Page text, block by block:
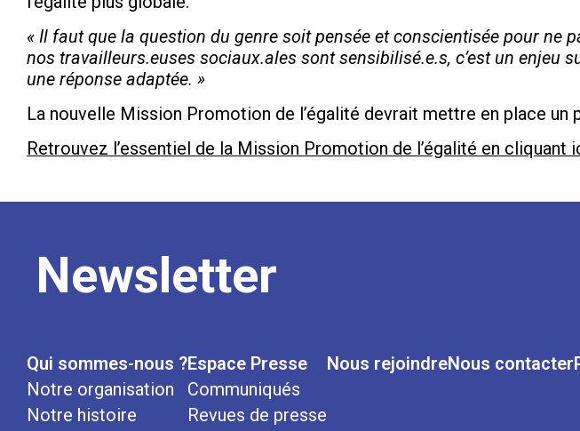
« Il faut que la question du genre soit pensée et conscientisée pour ne
nos travailleurs.euses sociaux.ales sont sensibilisé.e.s, c’est un enjeu
une réponse adaptée. »
La nouvelle Mission Promotion de l’égalité devrait mettre en place un
Retrouvez l’essentiel de la Mission Promotion de l’égalité en cliquant
Newsletter
Qui sommes-nous ?
Notre organisation
Notre histoire
Espace Presse
Communiqués
Revues de presse
Nous rejoindreNous contacter